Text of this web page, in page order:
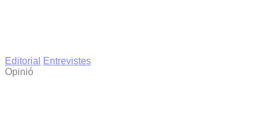
Editorial
Entrevistes
Opinió